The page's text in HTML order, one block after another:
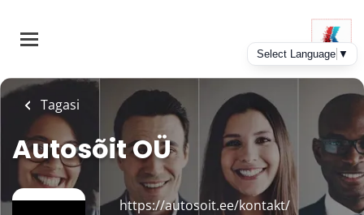
main
Tagasi
Autosõit OÜ
https://autosoit.ee/kontakt/